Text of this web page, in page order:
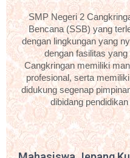
SMP Negeri 2
Bencana (SSB) yang
dengan lingkungan yang
dengan fasilitas
Cangkringan memiliki
profesional, serta
didukung segenap
dibidang